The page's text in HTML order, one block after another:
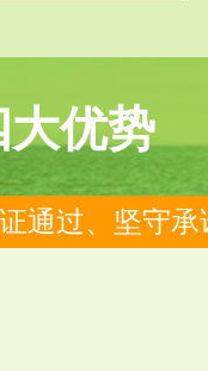
优势
通过、坚守承